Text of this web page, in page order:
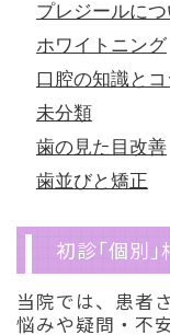
プレジールにつ
ホワイトニング
口腔の知識と
未分類
歯の見た目改善
歯並びと矯正
初診「個別
当院では、患者
悩みや疑問・不